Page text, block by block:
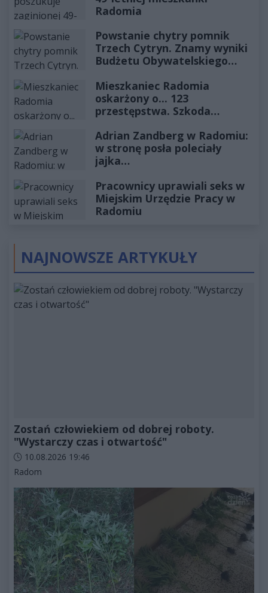
Radomia
Powstanie chytry pomnik
Trzech Cytryn. Znamy wyniki
Budżetu Obywatelskiego
Mieszkaniec Radomia
oskarżony o... 123
przestępstwa. Szkoda
złotych
Adrian Zandberg w Radomiu:
w stronę posła poleciały
jajka…
Pracownicy uprawiali seks w
Miejskim Urzędzie Pracy w
Radomiu
NAJNOWSZE ARTYKUŁY
Zostań człowiekiem od dobrej roboty.
"Wystarczy czas i otwartość"
Data dodania artykułu:
10.08.2026 19:46
Kategorie artykułu:
Radom